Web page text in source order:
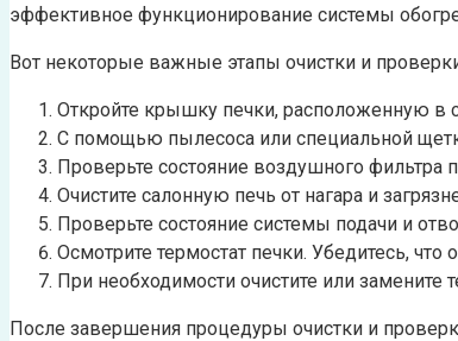
эффективное функционирование системы
Вот некоторые важные этапы очистки и
Откройте крышку печки, расположенную в
С помощью пылесоса или специальной
Проверьте состояние воздушного фильтра
Очистите салонную печь от нагара и
Проверьте состояние системы подачи и
Осмотрите термостат печки. Убедитесь,
При необходимости очистите или
После завершения процедуры очистки и